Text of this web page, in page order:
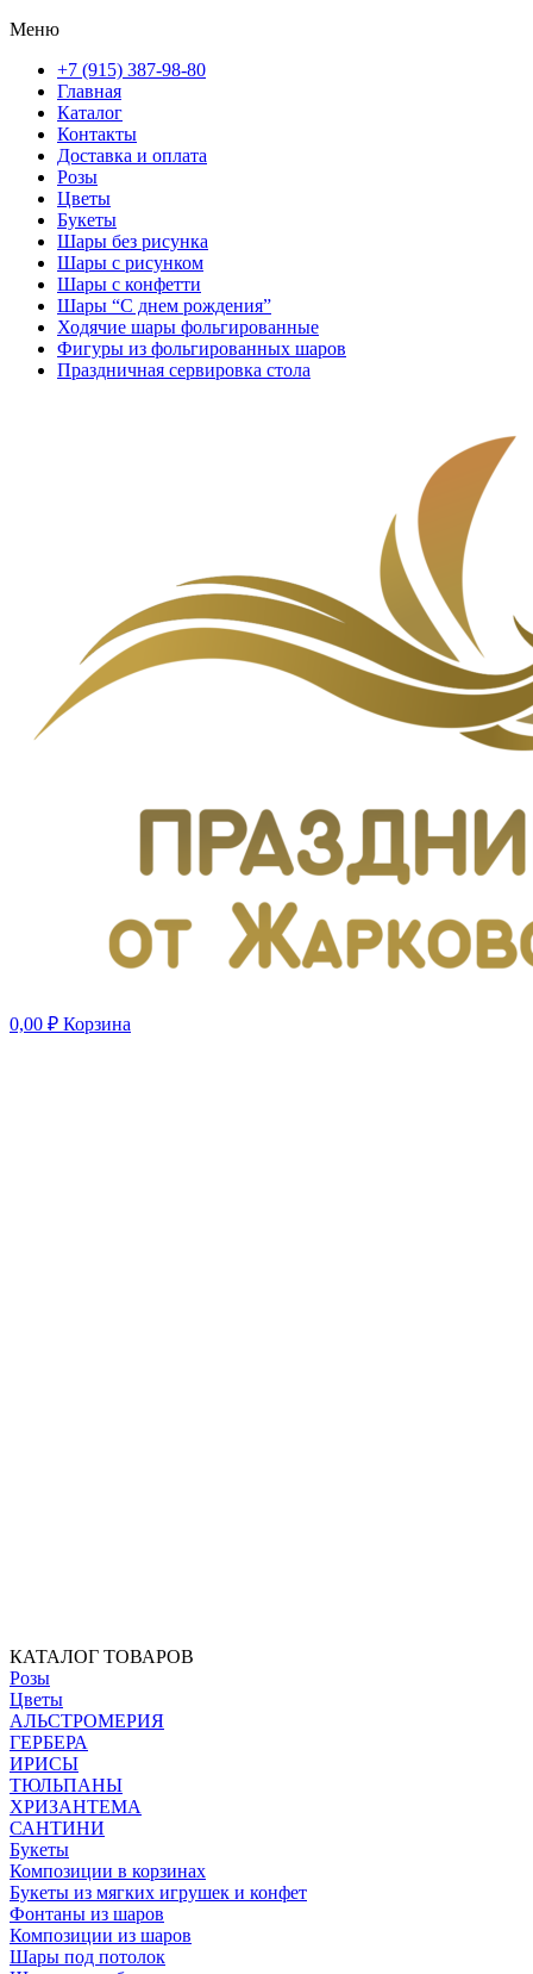
Меню
+7 (915) 387-98-80
Главная
Каталог
Контакты
Доставка и оплата
Розы
Цветы
Букеты
Шары без рисунка
Шары с рисунком
Шары с конфетти
Шары “С днем рождения”
Ходячие шары фольгированные
Фигуры из фольгированных шаров
Праздничная сервировка стола
0,00 ₽ Корзина
КАТАЛОГ ТОВАРОВ
Розы
Цветы
АЛЬСТРОМЕРИЯ
ГЕРБЕРА
ИРИСЫ
ТЮЛЬПАНЫ
ХРИЗАНТЕМА
САНТИНИ
Букеты
Композиции в корзинах
Букеты из мягких игрушек и конфет
Фонтаны из шаров
Композиции из шаров
Шары под потолок